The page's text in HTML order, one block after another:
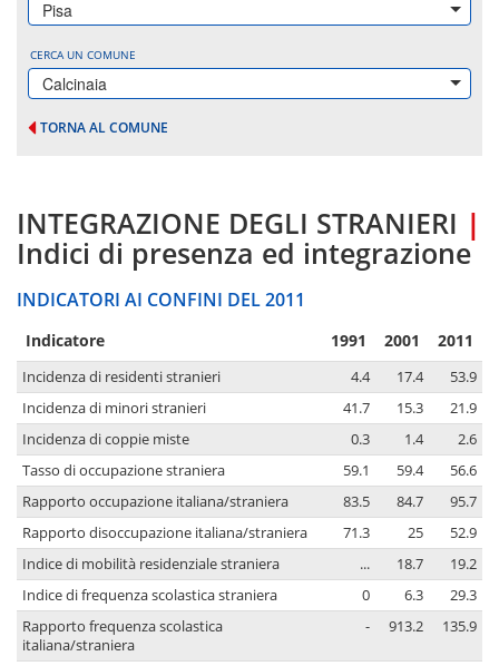
Pisa
CERCA UN COMUNE
Calcinaia
TORNA AL COMUNE
INTEGRAZIONE DEGLI STRANIERI |
Indici di presenza ed integrazione
INDICATORI AI CONFINI DEL 2011
Indicatore 1991 2001 2011
Incidenza di residenti stranieri 4.4 17.4
53.9
Incidenza di minori stranieri
41.7 15.3
21.9
Incidenza di coppie miste
0.3 1.4
2.6
Tasso di occupazione straniera
59.1 59.4
56.6
Rapporto occupazione italiana/straniera
83.5 84.7
95.7
Rapporto disoccupazione italiana/straniera
71.3 25
52.9
Indice di mobilità residenziale straniera
... 18.7
19.2
Indice di frequenza scolastica straniera
0 6.3
29.3
Rapporto frequenza scolastica
italiana/straniera
- 913.2 135.9